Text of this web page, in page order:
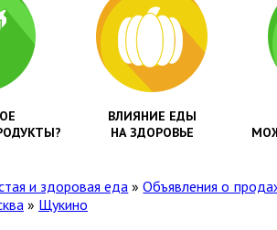
ВЛИЯНИЕ ЕДЫ
НА ЗДОРОВЬЕ
и здоровая еда »Объявления о
» Щукино